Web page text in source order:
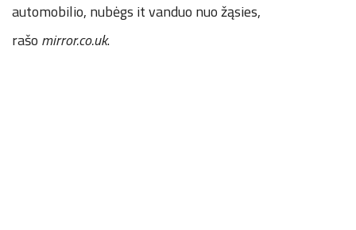
automobilio, nubėgs it vanduo nuo žąsies,
rašo mirror.co.uk.